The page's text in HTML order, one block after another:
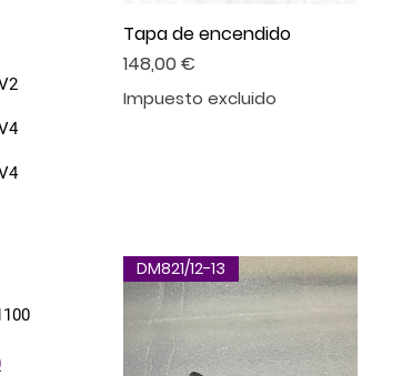
Tapa de encendido
Precio
148,00 €
Impuesto excluido
DM821/12-13